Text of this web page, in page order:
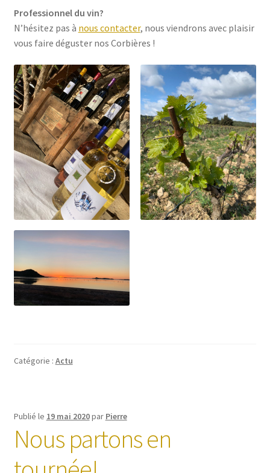
Professionnel du vin?
N’hésitez pas à nous contacter, nous viendrons avec plaisir
vous faire déguster nos Corbières !
Catégorie : Actu
Publié le 19 mai 2020par Pierre
Nous partons en